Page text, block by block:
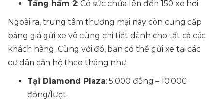
Tầng hầm 2: Có sức chứa lên đến 150 xe hơi.
Ngoài ra, trung tâm thương mại này còn cung cấp
bảng giá gửi xe vô cùng chi tiết dành cho tất cả các
khách hàng. Cùng với đó, bạn có thể gửi xe tại các
cư dân căn hộ theo tháng như:
Tại Diamond Plaza: 5.000 đồng – 10.000
đồng/lượt.